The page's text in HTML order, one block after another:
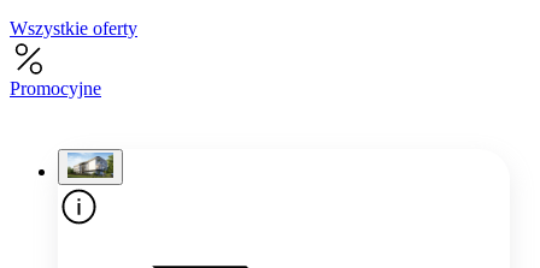
Wszystkie oferty
Promocyjne